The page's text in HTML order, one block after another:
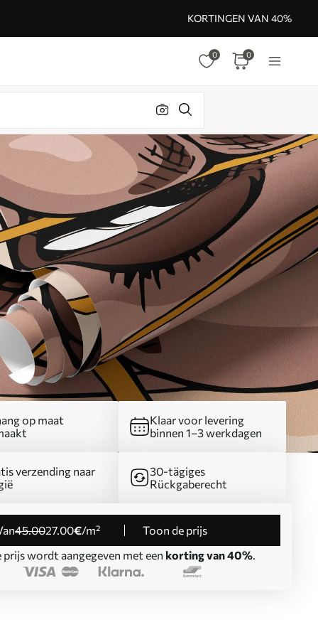
KORTINGEN VAN 40%
0 0
op maat
Klaar voor levering
binnen 1–3 werkdagen
verzending naar
30-tägiges
Rückgaberecht
Van45.0027.00€/m²
Toon de prijs
prijs wordt aangegeven met een korting van 40%.